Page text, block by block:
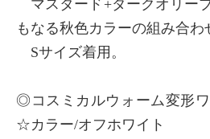
マスタード+ダークオリー
もなる秋色カラーの組み合わ
Sサイズ着用。
◎コスミカルウォーム変形
☆カラー/オフホワイト